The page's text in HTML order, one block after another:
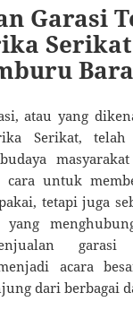
Garasi
atau yang
Serikat, telah
masyarakat
cara untuk
tetapi juga
acara
dari berbagai